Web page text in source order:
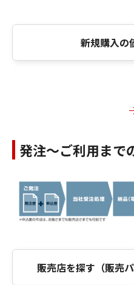
新規購入の
発注～ご利用まで
販売店を探す（販売